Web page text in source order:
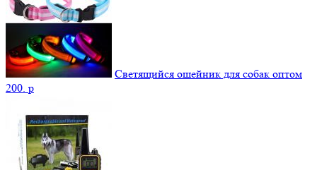
Светящийся ошейник для собак оптом
200. p